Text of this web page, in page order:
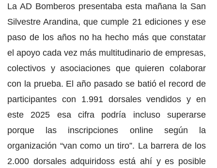
La AD Bomberos presentaba esta mañana la San
Silvestre Arandina, que cumple 21 ediciones y ese
paso de los años no ha hecho más que constatar
el apoyo cada vez más multitudinario de empresas,
colectivos y asociaciones que quieren colaborar
con la prueba. El año pasado se batió el record de
participantes con 1.991 dorsales vendidos y en
este 2025 esa cifra podría incluso superarse
porque las inscripciones online según la
organización “van como un tiro”. La barrera de los
2.000 dorsales adquiridoss está ahí y es posible